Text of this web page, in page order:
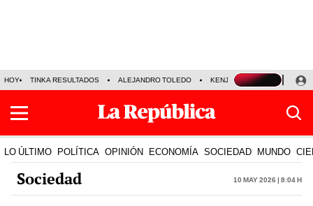
HOY TINKA RESULTADOS ALEJANDRO TOLEDO KENJI FUJIMORI
LO ÚLTIMO POLÍTICA OPINIÓN ECONOMÍA SOCIEDAD MUNDO
Sociedad 10 May 2026 | 8:04 h